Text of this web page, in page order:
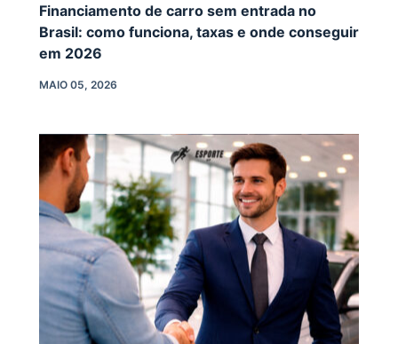
Financiamento de carro sem entrada no
Brasil: como funciona, taxas e onde conseguir
em 2026
MAIO 05, 2026